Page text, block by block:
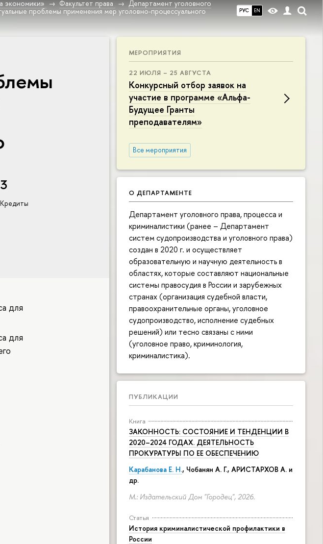
РУС EN
экономики» Факультет права
Департамент уголовного
проблемы применения мер уголовно-процессуального
МЕРОПРИЯТИЯ
22 ИЮЛЯ – 25 АВГУСТА
Конкурсный отбор заявок на
участие в программе «Альфа-
Будущее Гранты
преподавателям»
Все мероприятия
О ДЕПАРТАМЕНТЕ
Департамент уголовного права, процесса и
криминалистики (ранее – Департамент
систем судопроизводства и уголовного права)
создан в 2020 г. и осуществляет
образовательную и научную деятельность в
областях, которые составляют национальные
системы правосудия в России и зарубежных
странах (организация судебной власти,
правоохранительные органы, уголовное
судопроизводство, исполнение судебных
решений) или тесно связаны с ними
(уголовное право, криминология,
криминалистика).
ПУБЛИКАЦИИ
Книга
ЗАКОННОСТЬ: СОСТОЯНИЕ И ТЕНДЕНЦИИ В
2020–2024 ГОДАХ. ДЕЯТЕЛЬНОСТЬ
ПРОКУРАТУРЫ ПО ЕЕ ОБЕСПЕЧЕНИЮ
Карабанова Е. Н., Чобанян А. Г., АРИСТАРХОВ А. и
др.
М.: Издательский Дом "Городец", 2026.
Статья
История криминалистической профилактики в
России
3
Кредиты
для
для